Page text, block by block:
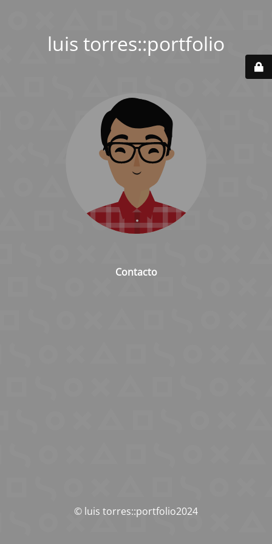
luis torres::portfolio
Contacto
© luis torres::portfolio2024